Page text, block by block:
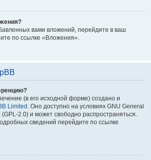
вами вложений, перейдите в ваш
по ссылке «Вложения».
(в его исходной форме) создано и
Limited . Оно доступно на условиях GNU General
2.0) и может свободно распространяться.
сведений перейдите по ссылке